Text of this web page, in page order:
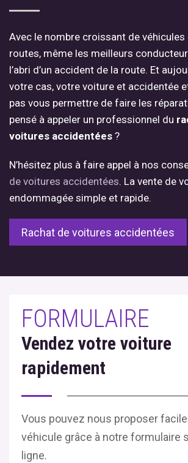
Avec le nombre croissant de
routes, même les meilleurs
l’abri d’un accident de la route. Et
votre cas, votre voiture et accidentée
pas vous permettre de faire les
pensé à appeler un professionnel du
voitures accidentées ?
N’hésitez plus à faire appel à nos
de voitures accidentées. La vente de
endommagée simple et rapide.
Rachat de voitures accidentées
FORMULAIRE
Vendez votre voiture
rapidement
Vous pouvez nous proposer
véhicule grâce à notre formulaire
ligne.